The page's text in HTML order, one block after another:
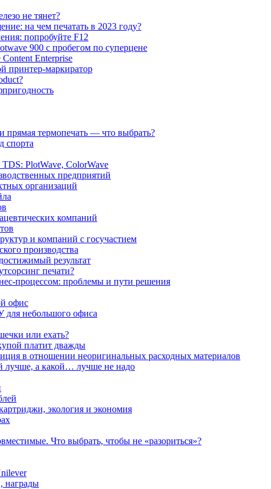
не тянет?
на чем печатать в 2023 году?
попробуйте F12
900 с пробегом по суперцене
Enterprise
принтер-маркиратор
прямая термопечать — что выбрать?
спорта
PlotWave, ColorWave
предприятий
организаций
компаний
и компаний с госучастием
производства
результат
печати?
процессом: проблемы и пути решения
офис
небольшого офиса
или ехать?
платит дважды
в отношении неоригинальных расходных материалов
лучше, а какой… лучше не надо
экология и экономия
Что выбрать, чтобы не «разориться»?
награды